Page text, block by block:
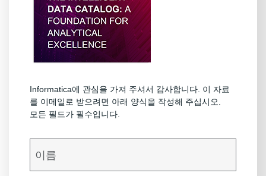
Informatica에 관심을 가져 주셔서 감사합니다. 이 자료
를 이메일로 받으려면 아래 양식을 작성해 주십시오.
모든 필드가 필수입니다.